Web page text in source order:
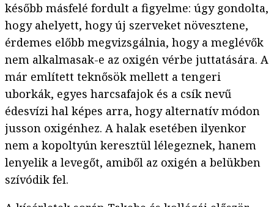
később másfelé fordult a figyelme: úgy gondolta,
hogy ahelyett, hogy új szerveket növesztene,
érdemes előbb megvizsgálnia, hogy a meglévők
nem alkalmasak-e az oxigén vérbe juttatására. A
már említett teknősök mellett a tengeri
uborkák, egyes harcsafajok és a csík nevű
édesvízi hal képes arra, hogy alternatív módon
jusson oxigénhez. A halak esetében ilyenkor
nem a kopoltyún keresztül lélegeznek, hanem
lenyelik a levegőt, amiből az oxigén a belükben
szívódik fel.